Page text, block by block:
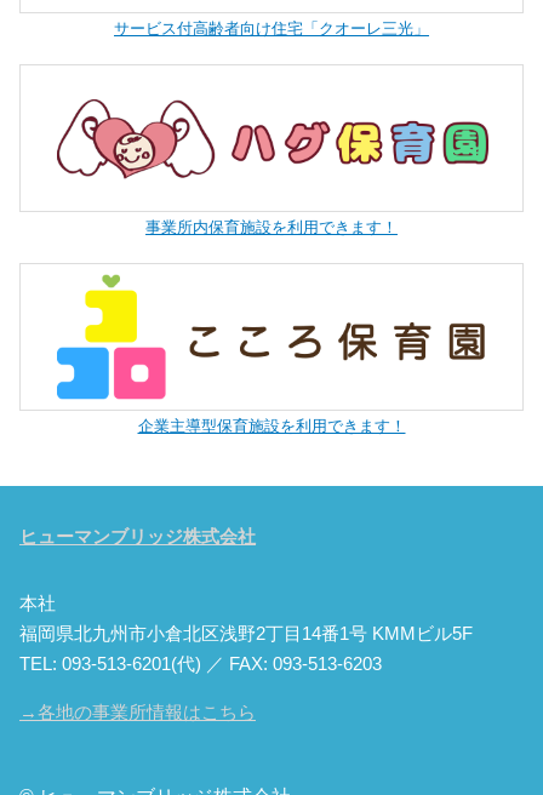
サービス付高齢者向け住宅「クオーレ三光」
事業所内保育施設を利用できます！
企業主導型保育施設を利用できます！
ヒューマンブリッジ株式会社
本社
福岡県北九州市小倉北区浅野2丁目14番1号 KMMビル5F
TEL: 093-513-6201(代) ／ FAX: 093-513-6203
→各地の事業所情報はこちら